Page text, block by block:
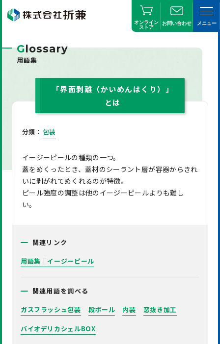
オンライン
ストア
お問い合わせ メニュー
Glossary
用語集
「界面剥離（かいめんはくり）」
とは
分類： 包装
イージーピールの種類の一つ。
蓋をめくったとき、蓋材のシーラント層が容器からきれ
いに剥がれてめくれるのが特徴。
ピール強度の調整は他のイージーピールよりも難し
い。
関連リンク
用語集｜イージーピール
関連用語を調べる
ガスフラッシュ包装
段ボール 内装 窓抜き加工
バイオデリカシェルBOX